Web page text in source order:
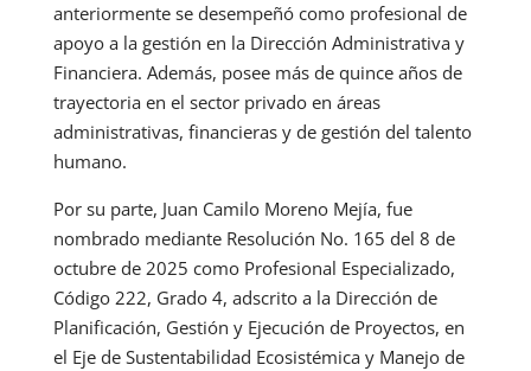
anteriormente se desempeñó como profesional de
apoyo a la gestión en la Dirección Administrativa y
Financiera. Además, posee más de quince años de
trayectoria en el sector privado en áreas
administrativas, financieras y de gestión del talento
humano.
Por su parte, Juan Camilo Moreno Mejía, fue
nombrado mediante Resolución No. 165 del 8 de
octubre de 2025 como Profesional Especializado,
Código 222, Grado 4, adscrito a la Dirección de
Planificación, Gestión y Ejecución de Proyectos, en
el Eje de Sustentabilidad Ecosistémica y Manejo de